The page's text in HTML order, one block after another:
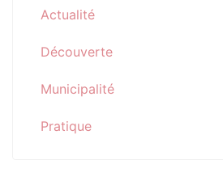
Actualité
Découverte
Municipalité
Pratique